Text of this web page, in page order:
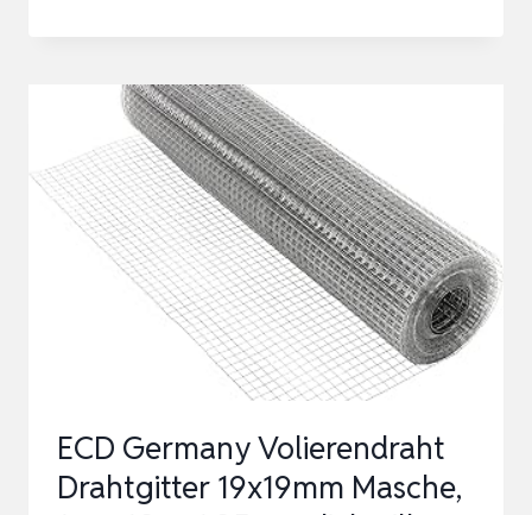
I
19X19MM
I
1M
X
5M
X
1,45MM
I
DRAHTGITTER
ECD Germany Volierendraht
Drahtgitter 19x19mm Masche,